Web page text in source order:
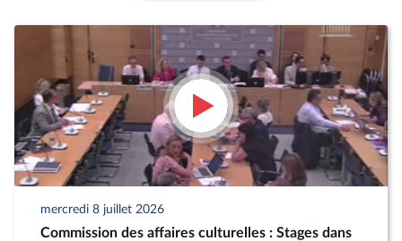
mercredi 8 juillet 2026
Commission des affaires culturelles : Stages dans